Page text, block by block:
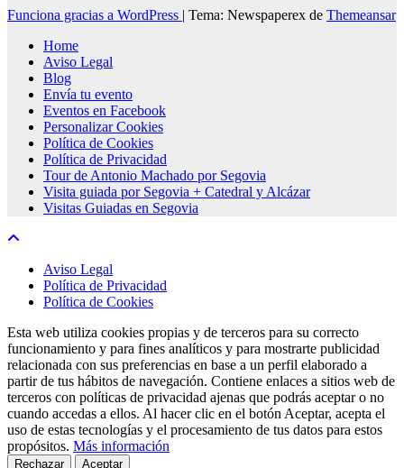
Funciona gracias a WordPress | Tema: Newspaperex de Themeansar
Home
Aviso Legal
Blog
Envía tu evento
Eventos en Facebook
Personalizar Cookies
Política de Cookies
Política de Privacidad
Tour de Antonio Machado por Segovia
Visita guiada por Segovia + Catedral y Alcázar
Visitas Guiadas en Segovia
Aviso Legal
Política de Privacidad
Política de Cookies
Esta web utiliza cookies propias y de terceros para su correcto
funcionamiento y para fines analíticos y para mostrarte publicidad
relacionada con sus preferencias en base a un perfil elaborado a
partir de tus hábitos de navegación. Contiene enlaces a sitios web de
terceros con políticas de privacidad ajenas que podrás aceptar o no
cuando accedas a ellos. Al hacer clic en el botón Aceptar, acepta el
uso de estas tecnologías y el procesamiento de tus datos para estos
propósitos. Más información
Rechazar Aceptar